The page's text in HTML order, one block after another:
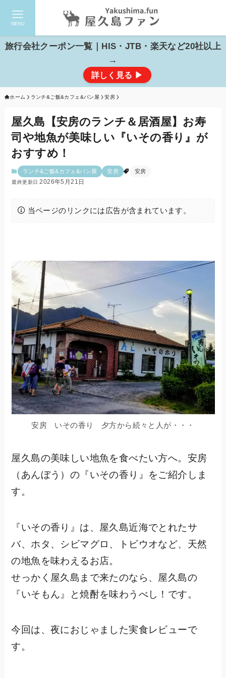
MENU
旅行会社クーポン一覧｜HIS・JTB・楽天など20社以上
→
詳しく見る ▶
ホーム ランチ&ご飯&カフェ&パン屋 安房
屋久島【安房のランチ＆居酒屋】お寿
司や地魚が美味しい『いその香り』が
おすすめ！
ランチ&ご飯&カフェ&パン屋 安房 安房
2026年5月21日
当ページのリンクには広告が含まれています。
安房 いその香り 夕方から続々と人が・・・
屋久島の美味しい地魚を食べたい方へ。安房
（あんぼう）の『いその香り』をご紹介しま
す。
『いその香り』は、屋久島近海でとれたサ
バ、ホタ、シビマグロ、トビウオなど、天然
の地魚を味わえるお店。
せっかく屋久島まで来たのなら、屋久島の
『いそもん』と焼酎を味わうべし！です。
今回は、夜におじゃました実食レビューで
す。